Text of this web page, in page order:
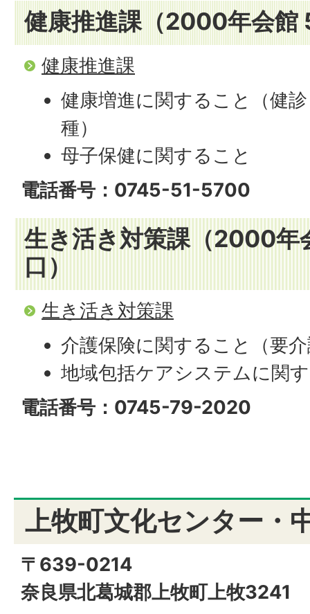
健康推進課（2000年会館
健康推進課
健康増進に関すること（健
種）
母子保健に関すること
電話番号：0745-51-5700
生き活き対策課（2000年
口）
生き活き対策課
介護保険に関すること（要
地域包括ケアシステムに関
電話番号：0745-79-2020
上牧町文化センター・
〒639-0214
奈良県北葛城郡上牧町上牧3241